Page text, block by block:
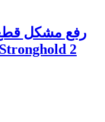
رفع مشکل
Stronghold legends و Stronghold 2